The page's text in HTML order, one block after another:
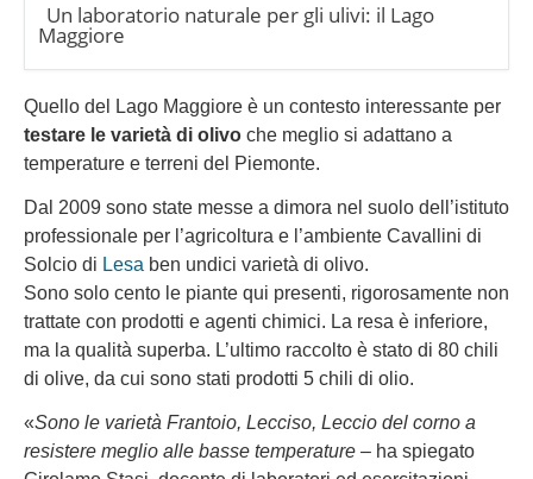
Un laboratorio naturale per gli ulivi: il Lago
Maggiore
Quello del Lago Maggiore è un contesto interessante per
testare le varietà di olivo che meglio si adattano a
temperature e terreni del Piemonte.
Dal 2009 sono state messe a dimora nel suolo dell’istituto
professionale per l’agricoltura e l’ambiente Cavallini di
Solcio di Lesa ben undici varietà di olivo.
Sono solo cento le piante qui presenti, rigorosamente non
trattate con prodotti e agenti chimici. La resa è inferiore,
ma la qualità superba. L’ultimo raccolto è stato di 80 chili
di olive, da cui sono stati prodotti 5 chili di olio.
«Sono le varietà Frantoio, Lecciso, Leccio del corno a
resistere meglio alle basse temperature – ha spiegato